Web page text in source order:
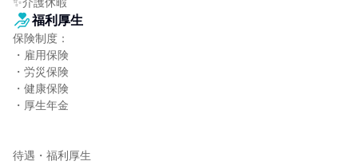
福利厚生
保険制度：
・雇用保険
・労災保険
・健康保険
・厚生年金
待遇・福利厚生